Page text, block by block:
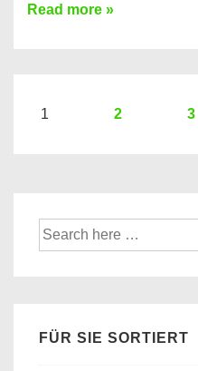
Sie
Hier
Banken
Read more »
1 2 3
Suche
nach:
FÜR SIE SORTIERT